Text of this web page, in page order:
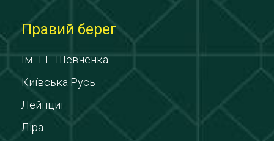
Правий берег
Ім. Т.Г. Шевченка
Київська Русь
Лейпциг
Ліра